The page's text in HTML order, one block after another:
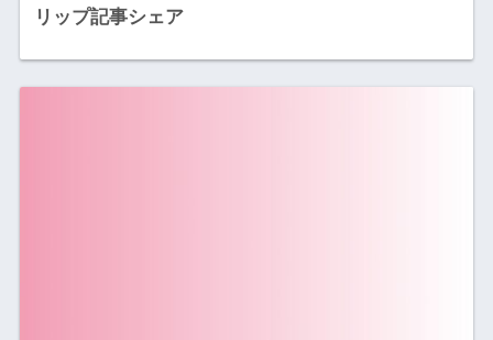
リップ記事シェア